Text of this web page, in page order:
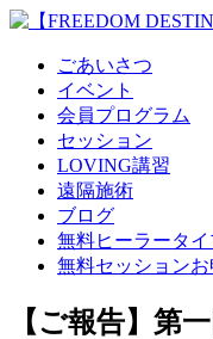
ごあいさつ
イベント
会員プログラム
セッション
LOVING講習
遠隔施術
ブログ
無料ヒーラータ
無料セッション
【ご報告】第